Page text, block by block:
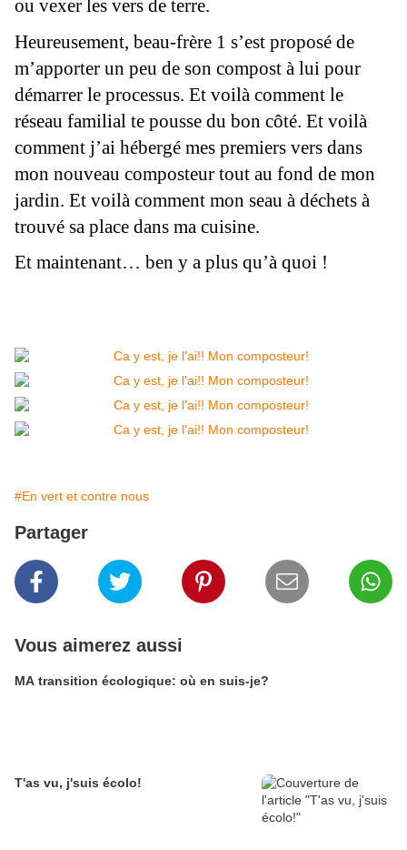
ou vexer les vers de terre.
Heureusement, beau-frère 1 s’est proposé de
m’apporter un peu de son compost à lui pour
démarrer le processus. Et voilà comment le
réseau familial te pousse du bon côté. Et voilà
comment j’ai hébergé mes premiers vers dans
mon nouveau composteur tout au fond de mon
jardin. Et voilà comment mon seau à déchets à
trouvé sa place dans ma cuisine.
Et maintenant… ben y a plus qu’à quoi !
#En vert et contre nous
Partager
Vous aimerez aussi
MA transition écologique: où en suis-je?
T'as vu, j'suis écolo!